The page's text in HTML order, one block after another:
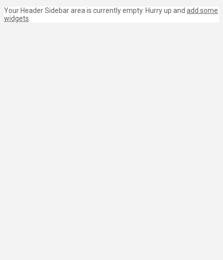
Your Header Sidebar area is currently empty. Hurry up and add some
widgets